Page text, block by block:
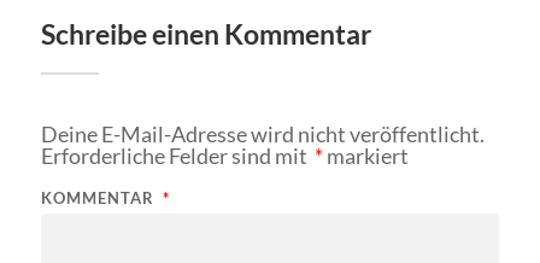
Schreibe einen Kommentar
Deine E-Mail-Adresse wird nicht veröffentlicht.
Erforderliche Felder sind mit *markiert
KOMMENTAR *